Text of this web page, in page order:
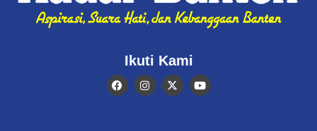
Ikuti Kami